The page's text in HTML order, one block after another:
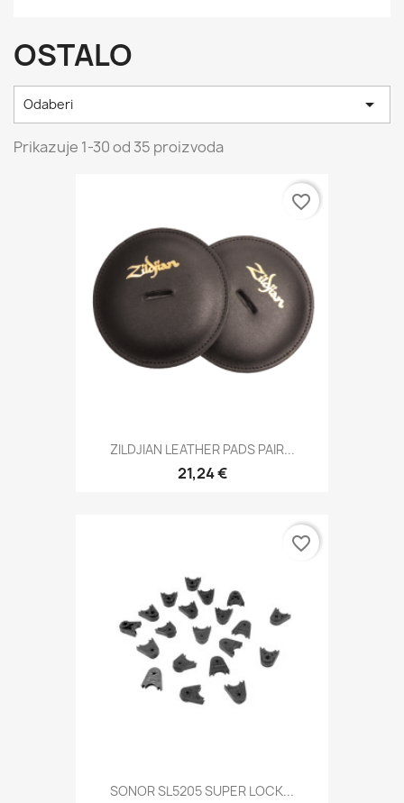
OSTALO
Odaberi 
Prikazuje 1-30 od 35 proizvoda
ZILDJIAN LEATHER PADS PAIR...
21,24 €
favorite_border
SONOR SL5205 SUPER LOCK...
favorite_border